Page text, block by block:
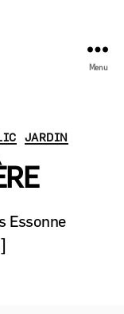
Menu
JARDIN
Essonne